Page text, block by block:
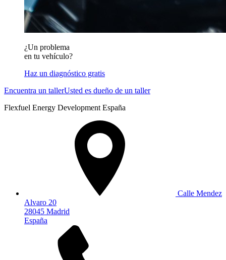
¿Un problema
en tu vehículo?
Haz un diagnóstico gratis
Encuentra un tallerUsted es dueño de un taller
Flexfuel Energy Development España
Calle Mendez
Alvaro 20
28045 Madrid
España